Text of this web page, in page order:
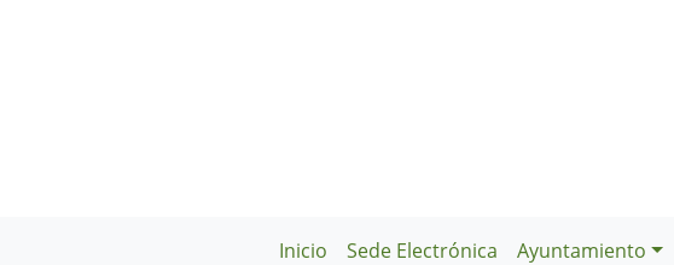
Inicio Sede Electrónica Ayuntamiento